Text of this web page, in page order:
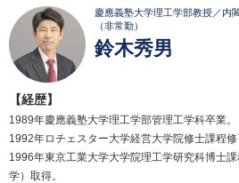
慶應義塾大学理工学部教授／内
（非常勤）
鈴木秀男
【経歴】
1989年慶應義塾大学理工学部管理工学科卒業。
1992年ロチェスター大学経営大学院修士課程修
1996年東京工業大学大学院理工学研究科博士
学）取得。